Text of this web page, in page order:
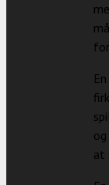
at